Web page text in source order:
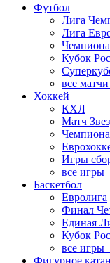
Футбол
Лига
Лига
Кубок
все
Хоккей
КХЛ
Матч
Игры
все игры
Баскетбол
Евролига
Финал
Единая
Кубок
все игры
Фигурное